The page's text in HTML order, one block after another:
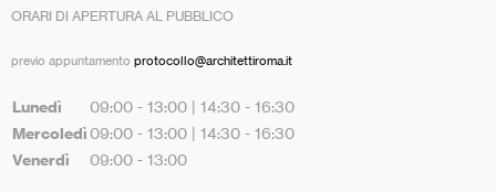
ORARI DI APERTURA AL PUBBLICO
previo appuntamento protocollo@architettiroma.it
Lunedì 09:00 - 13:00 | 14:30 - 16:30
Mercoledì 09:00 - 13:00 | 14:30 - 16:30
Venerdì 09:00 - 13:00